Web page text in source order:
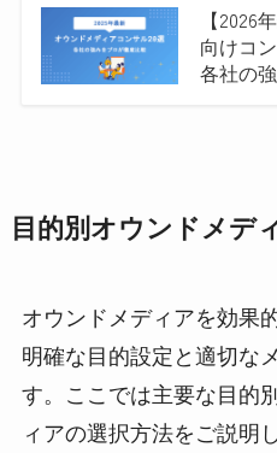
【2026
向けコ
各社の
目的別オウンドメデ
オウンドメディアを効果
明確な目的設定と適切な
す。ここでは主要な目的
ィアの選択方法をご説明